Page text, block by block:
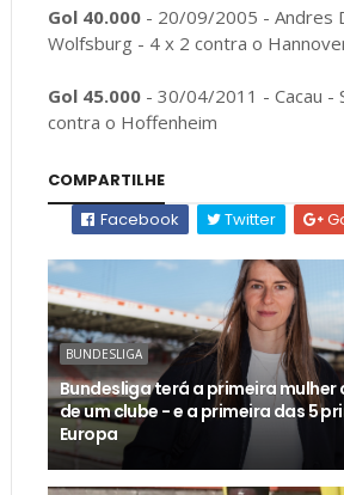
Gol 40.000- 20/09/2005 - Andres
Wolfsburg - 4 x 2 contra o
Gol 45.000- 30/04/2011 - Cacau -
contra o Hoffenheim
COMPARTILHE
Facebook
Twitter
BUNDESLIGA
Bundesliga terá a primeira
de um clube - e a primeira das 5
Europa